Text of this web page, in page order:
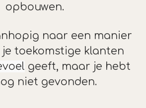
opbouwen.
naar een manier
je toekomstige klanten
geeft, maar je hebt
niet gevonden.